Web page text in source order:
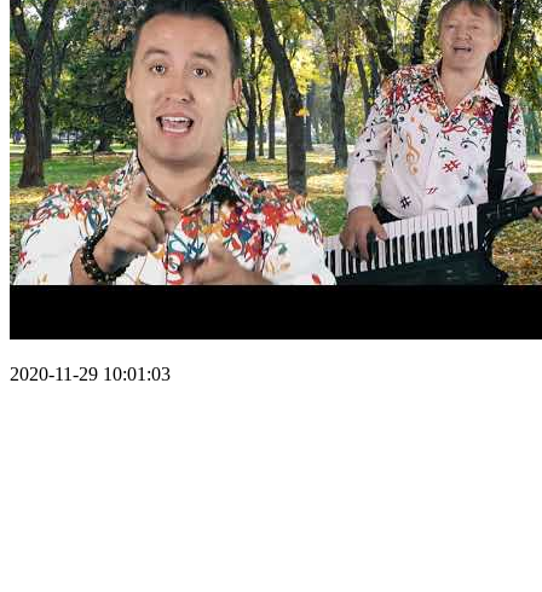
2020-11-29 10:01:03